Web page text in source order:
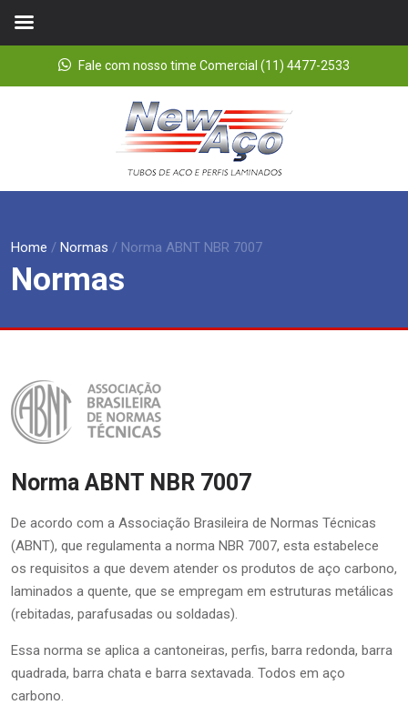
Fale com nosso time Comercial (11) 4477-2533
Home / Normas / Norma ABNT NBR 7007
Normas
Norma ABNT NBR 7007
De acordo com a Associação Brasileira de Normas Técnicas
(ABNT), que regulamenta a norma NBR 7007, esta estabelece
os requisitos a que devem atender os produtos de aço carbono,
laminados a quente, que se empregam em estruturas metálicas
(rebitadas, parafusadas ou soldadas).
Essa norma se aplica a cantoneiras, perfis, barra redonda, barra
quadrada, barra chata e barra sextavada. Todos em aço
carbono.